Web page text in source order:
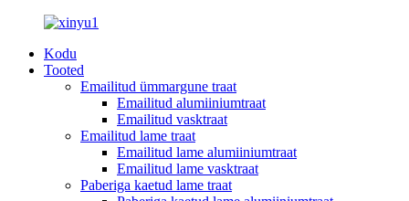
Kodu
Tooted
Emailitud ümmargune traat
Emailitud alumiiniumtraat
Emailitud vasktraat
Emailitud lame traat
Emailitud lame alumiiniumtraat
Emailitud lame vasktraat
Paberiga kaetud lame traat